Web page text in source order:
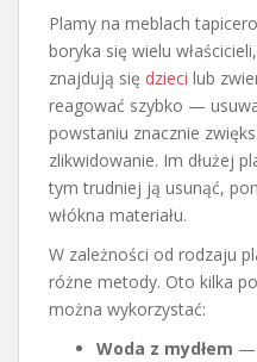
Plamy na meblach
boryka się wielu
znajdują się dzieci lub
reagować szybko —
powstaniu znacznie
zlikwidowanie. Im dłużej
tym trudniej ją usunąć,
włókna materiału.
W zależności od rodzaju
różne metody. Oto kilka
można wykorzystać:
Woda z mydłem —